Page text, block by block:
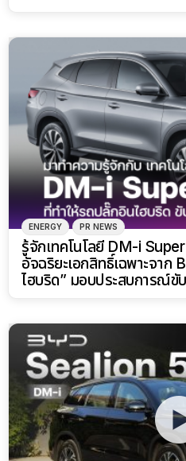
ENERGY PR NEWS
รู้จักเทคโนโลยี DM-i
อัจฉริยะเอกสิทธิ์เฉพาะจา
ไฮบริด” มอบประสบการณ์ขั